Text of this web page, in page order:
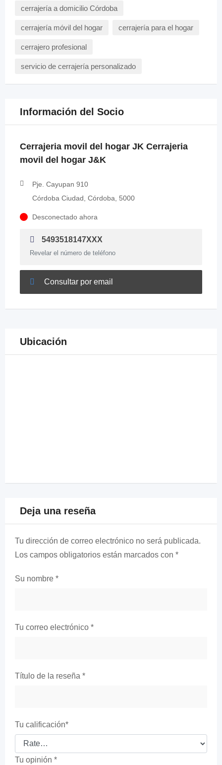
cerrajería a domicilio Córdoba
cerrajería móvil del hogar cerrajería para el hogar
cerrajero profesional
servicio de cerrajería personalizado
Información del Socio
Cerrajeria movil del hogar JK Cerrajeria
movil del hogar J&K
Pje. Cayupan 910
Córdoba Ciudad, Córdoba, 5000
Desconectado ahora
5493518147XXX
Revelar el número de teléfono
Consultar por email
Ubicación
Deja una reseña
Tu dirección de correo electrónico no será publicada.
Los campos obligatorios están marcados con *
Su nombre *
Tu correo electrónico *
Título de la reseña *
Tu calificación*
Tu opinión *